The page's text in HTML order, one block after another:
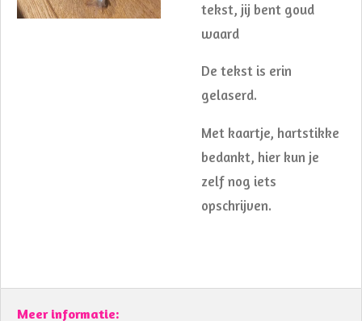
tekst, jij bent goud
waard
De tekst is erin
gelaserd.
Met kaartje, hartstikke
bedankt, hier kun je
zelf nog iets
opschrijven.
Meer informatie: